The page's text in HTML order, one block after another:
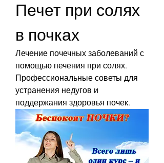
Печет при солях
в почках
Лечение почечных заболеваний с
помощью печения при солях.
Профессиональные советы для
устранения недугов и
поддержания здоровья почек.